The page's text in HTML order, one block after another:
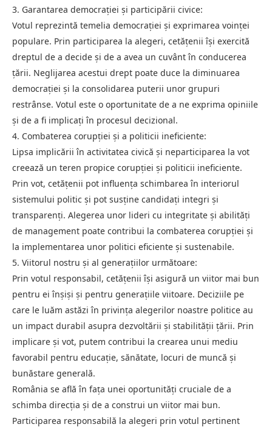
3. Garantarea democrației și participării civice:
Votul reprezintă temelia democrației și exprimarea voinței
populare. Prin participarea la alegeri, cetățenii își exercită
dreptul de a decide și de a avea un cuvânt în conducerea
țării. Neglijarea acestui drept poate duce la diminuarea
democrației și la consolidarea puterii unor grupuri
restrânse. Votul este o oportunitate de a ne exprima opiniile
și de a fi implicați în procesul decizional.
4. Combaterea corupției și a politicii ineficiente:
Lipsa implicării în activitatea civică și neparticiparea la vot
creează un teren propice corupției și politicii ineficiente.
Prin vot, cetățenii pot influența schimbarea în interiorul
sistemului politic și pot susține candidați integri și
transparenți. Alegerea unor lideri cu integritate și abilități
de management poate contribui la combaterea corupției și
la implementarea unor politici eficiente și sustenabile.
5. Viitorul nostru și al generațiilor următoare:
Prin votul responsabil, cetățenii își asigură un viitor mai bun
pentru ei înșiși și pentru generațiile viitoare. Deciziile pe
care le luăm astăzi în privința alegerilor noastre politice au
un impact durabil asupra dezvoltării și stabilității țării. Prin
implicare și vot, putem contribui la crearea unui mediu
favorabil pentru educație, sănătate, locuri de muncă și
bunăstare generală.
România se află în fața unei oportunități cruciale de a
schimba direcția și de a construi un viitor mai bun.
Participarea responsabilă la alegeri prin votul pertinent